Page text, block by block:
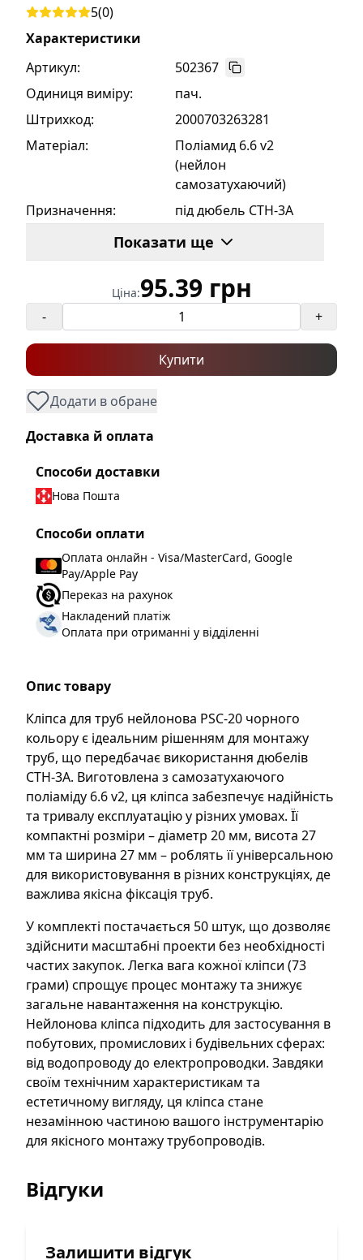
5(0)
Характеристики
Артикул:
502367
Одиниця виміру:
пач.
Штрихкод:
2000703263281
Матеріал:
Поліамид 6.6 v2
(нейлон
самозатухаючий)
Призначення:
під дюбель CTH-3A
20
H:
27
27
Вага
0.073
Кількість в пачці:
50
Кіл-ть в ящику
150
Бренд
Колір:
Показати ще
Ціна:95.39 грн
- +
Купити
Додати в обране
Доставка й оплата
Способи доставки
Нова Пошта
Способи оплати
Оплата онлайн - Visa/MasterCard, Google
Pay/Apple Pay
Переказ на рахунок
Накладений платіж
Оплата при отриманні у відділенні
Опис товару
Кліпса для труб нейлонова PSC-20 чорного
кольору є ідеальним рішенням для монтажу
труб, що передбачає використання дюбелів
CTH-3A. Виготовлена з самозатухаючого
поліаміду 6.6 v2, ця кліпса забезпечує надійність
та тривалу експлуатацію у різних умовах. Її
компактні розміри – діаметр 20 мм, висота 27
мм та ширина 27 мм – роблять її універсальною
для використовування в різних конструкціях, де
важлива якісна фіксація труб.
У комплекті постачається 50 штук, що дозволяє
здійснити масштабні проекти без необхідності
частих закупок. Легка вага кожної кліпси (73
грами) спрощує процес монтажу та знижує
загальне навантаження на конструкцію.
Нейлонова кліпса підходить для застосування в
побутових, промислових і будівельних сферах:
від водопроводу до електропроводки. Завдяки
своїм технічним характеристикам та
естетичному вигляду, ця кліпса стане
незамінною частиною вашого інструментарію
для якісного монтажу трубопроводів.
Відгуки
Залишити відгук